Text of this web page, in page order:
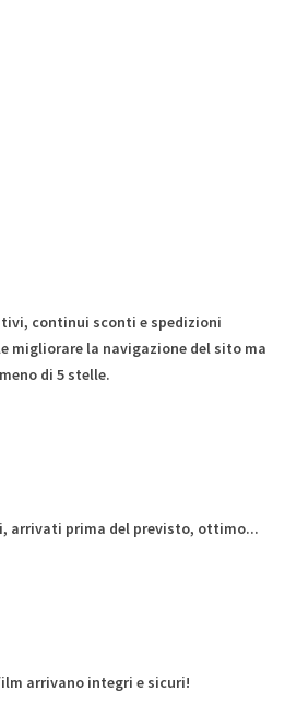
continui sconti e spedizioni
migliorare la navigazione del sito ma
di 5 stelle.
arrivati prima del previsto, ottimo...
arrivano integri e sicuri!